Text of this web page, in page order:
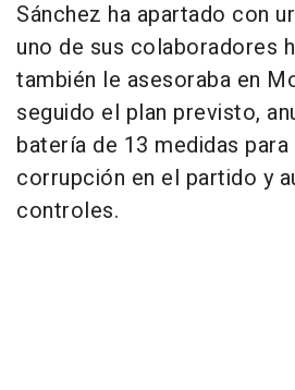
Sánchez ha apartado con
uno de sus colaboradores
también le asesoraba en
seguido el plan previsto,
batería de 13 medidas
corrupción en el partido y
controles.